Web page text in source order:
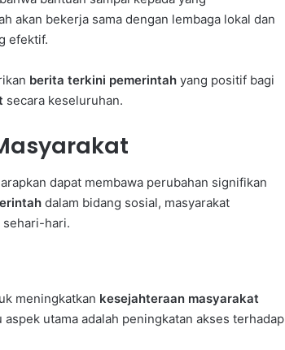
akan bekerja sama dengan lembaga lokal dan
efektif.
berita terkini pemerintah yang positif bagi
secara keseluruhan.
dapat membawa perubahan signifikan
dalam bidang sosial, masyarakat
sehari-hari.
meningkatkan kesejahteraan masyarakat
utama adalah peningkatan akses terhadap